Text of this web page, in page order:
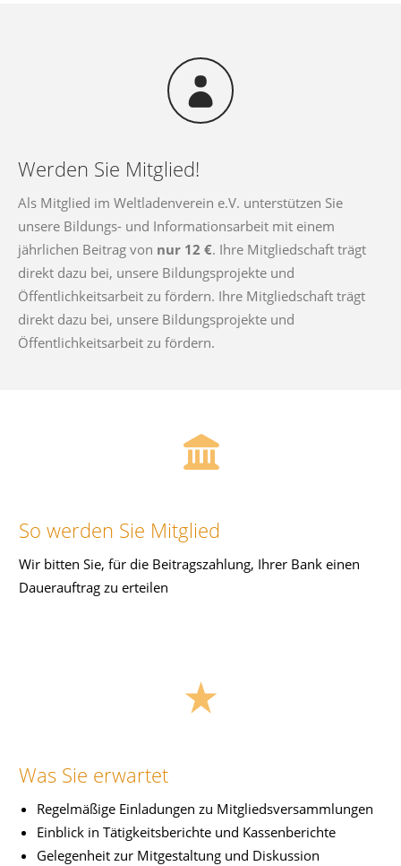
Werden Sie Mitglied!
Als Mitglied im Weltladenverein e.V. unterstützen Sie
unsere Bildungs- und Informationsarbeit mit einem
jährlichen Beitrag von nur 12 €. Ihre Mitgliedschaft trägt
direkt dazu bei, unsere Bildungsprojekte und
Öffentlichkeitsarbeit zu fördern. Ihre Mitgliedschaft trägt
direkt dazu bei, unsere Bildungsprojekte und
Öffentlichkeitsarbeit zu fördern.
So werden Sie Mitglied
Wir bitten Sie, für die Beitragszahlung, Ihrer Bank einen
Dauerauftrag zu erteilen
Was Sie erwartet
Regelmäßige Einladungen zu Mitgliedsversammlungen
Einblick in Tätigkeitsberichte und Kassenberichte
Gelegenheit zur Mitgestaltung und Diskussion